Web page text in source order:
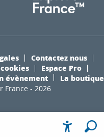
France - 2026
Contactez nous
Espace Pro
évènement
La boutique